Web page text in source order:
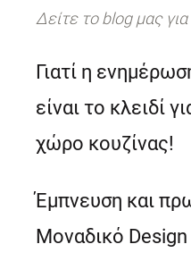
Δείτε το blog μας
Γιατί η
είναι το κλειδί
χώρο κουζίνας!
Έμπνευση και
Μοναδικό Design